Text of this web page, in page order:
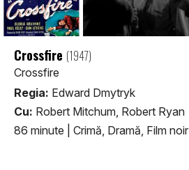
Crossfire (1947)
Crossfire
Regia: Edward Dmytryk
Cu: Robert Mitchum, Robert Ryan
86 minute
Crimă, Dramă, Film noir